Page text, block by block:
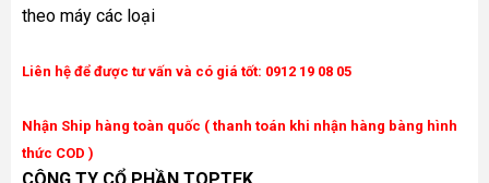
theo máy các loại
Liên hệ để được tư vấn và có giá tốt: 0912 19 08 05
Nhận Ship hàng toàn quốc ( thanh toán khi nhận hàng bàng hình
thức COD )